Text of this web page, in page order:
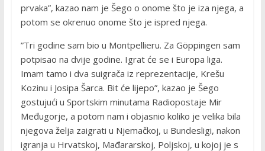
prvaka”, kazao nam je Šego o onome što je iza njega, a
potom se okrenuo onome što je ispred njega.
”Tri godine sam bio u Montpellieru. Za Göppingen sam
potpisao na dvije godine. Igrat će se i Europa liga.
Imam tamo i dva suigrača iz reprezentacije, Krešu
Kozinu i Josipa Šarca. Bit će lijepo”, kazao je Šego
gostujući u Sportskim minutama Radiopostaje Mir
Međugorje, a potom nam i objasnio koliko je velika bila
njegova želja zaigrati u Njemačkoj, u Bundesligi, nakon
igranja u Hrvatskoj, Mađararskoj, Poljskoj, u kojoj je s